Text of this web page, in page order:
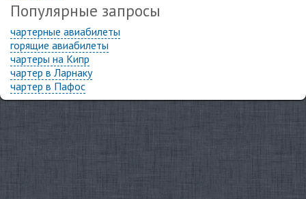
Популярные запросы
чартерные авиабилеты
горящие авиабилеты
чартеры на Кипр
чартер в Ларнаку
чартер в Пафос